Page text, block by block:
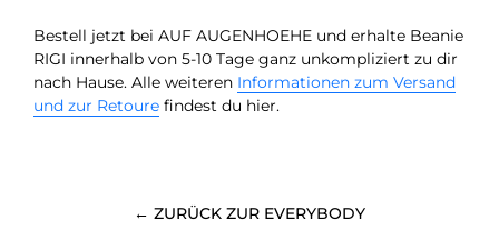
Bestell jetzt bei AUF AUGENHOEHE und erhalte Beanie
RIGI innerhalb von 5-10 Tage ganz unkompliziert zu dir
nach Hause. Alle weiteren Informationen zum Versand
und zur Retoure findest du hier.
← ZURÜCK ZUR EVERYBODY